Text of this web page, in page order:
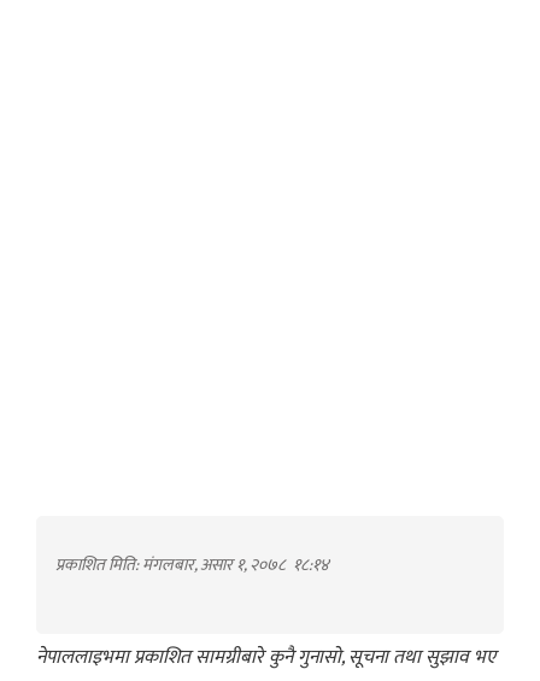
प्रकाशित मिति: मंगलबार, असार १, २०७८ १८:१४
नेपाललाइभमा प्रकाशित सामग्रीबारे कुनै गुनासो, सूचना तथा सुझाव भए